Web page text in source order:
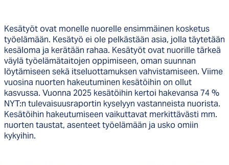
Kesätyöt ovat monelle nuorelle ensimmäinen kosketus
työelämään. Kesätyö ei ole pelkästään asia, jolla täytetään
kesäloma ja kerätään rahaa. Kesätyöt ovat nuorille tärkeä
väylä työelämätaitojen oppimiseen, oman suunnan
löytämiseen sekä itseluottamuksen vahvistamiseen. Viime
vuosina nuorten hakeutuminen kesätöihin on ollut
kasvussa. Vuonna 2025 kesätöihin kertoi hakevansa 74 %
NYT:n tulevaisuusraportin kyselyyn vastanneista nuorista.
Kesätöihin hakeutumiseen vaikuttavat merkittävästi mm.
nuorten taustat, asenteet työelämään ja usko omiin
kykyihin.